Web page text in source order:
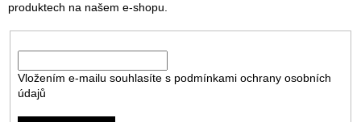
produktech na našem e-shopu.
Vložením e-mailu souhlasíte s podmínkami ochrany osobních
údajů